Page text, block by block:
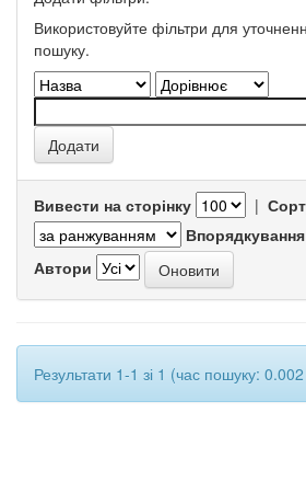
Використовуйте фільтри для
пошуку.
Вивести на сторінку |
Впорядкування
Автори
Результати 1-1 зі 1 (час пошуку: